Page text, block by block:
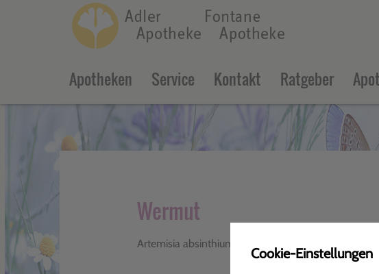
Apotheken Service Kontakt Ratgeber
Wermut
Artemisia absinthium (
Cookie-Einstellungen